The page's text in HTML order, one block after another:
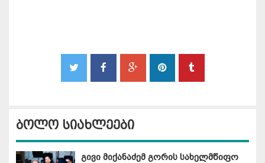
ბოლო სიახლეები
გივი მიქანაძემ გორის სახელმწიფო